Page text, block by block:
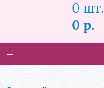
0 шт.
0 р.
Таблица размеров